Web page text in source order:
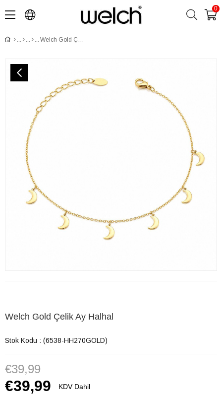
0
Welch Gold Çelik Ay Halhal
Welch Gold Çelik Ay Halhal
Stok Kodu (6538-HH270GOLD)
€39,99
KDV Dahil
€39,99